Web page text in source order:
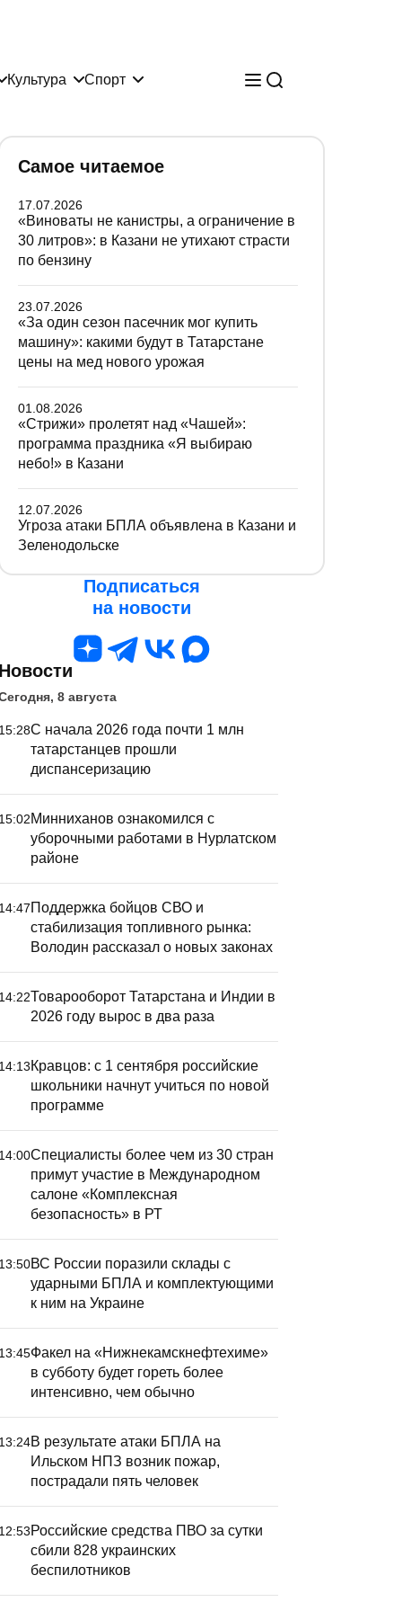
Культура Спорт
Самое читаемое
17.07.2026
«Виноваты не канистры, а ограничение в
30 литров»: в Казани не утихают страсти
по бензину
23.07.2026
«За один сезон пасечник мог купить
машину»: какими будут в Татарстане
цены на мед нового урожая
01.08.2026
«Стрижи» пролетят над «Чашей»:
программа праздника «Я выбираю
небо!» в Казани
12.07.2026
Угроза атаки БПЛА объявлена в Казани и
Зеленодольске
Подписаться
на новости
Новости
8 августа
15:28С начала 2026 года почти 1 млн
татарстанцев прошли
диспансеризацию
15:02Минниханов ознакомился с
уборочными работами в Нурлатском
районе
14:47Поддержка бойцов СВО и
стабилизация топливного рынка:
Володин рассказал о новых законах
14:22Товарооборот Татарстана и Индии в
2026 году вырос в два раза
14:13Кравцов: с 1 сентября российские
школьники начнут учиться по новой
программе
14:00Специалисты более чем из 30 стран
примут участие в Международном
салоне «Комплексная
безопасность» в РТ
13:50ВС России поразили склады с
ударными БПЛА и комплектующими
к ним на Украине
13:45Факел на «Нижнекамскнефтехиме»
в субботу будет гореть более
интенсивно, чем обычно
13:24В результате атаки БПЛА на
Ильском НПЗ возник пожар,
пострадали пять человек
12:53Российские средства ПВО за сутки
сбили 828 украинских
беспилотников